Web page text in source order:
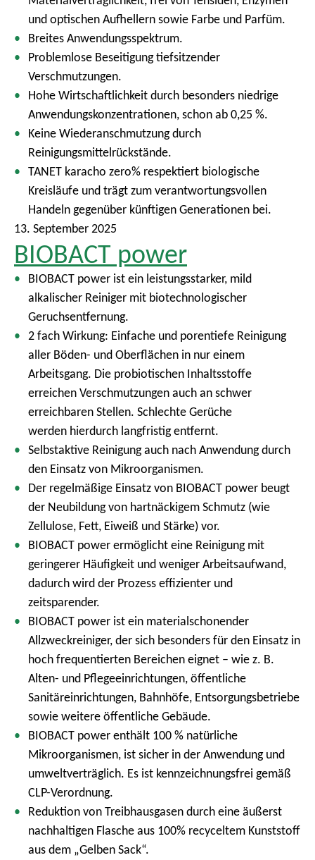
und optischen Aufhellern sowie Farbe und Parfüm.
Breites Anwendungsspektrum.
Problemlose Beseitigung tiefsitzender
Verschmutzungen.
Hohe Wirtschaftlichkeit durch besonders niedrige
Anwendungskonzentrationen, schon ab 0,25 %.
Keine Wiederanschmutzung durch
Reinigungsmittelrückstände.
TANET karacho zero% respektiert biologische
Kreisläufe und trägt zum verantwortungsvollen
Handeln gegenüber künftigen Generationen bei.
13. September 2025
BIOBACT power
BIOBACT power ist ein leistungsstarker, mild
alkalischer Reiniger mit biotechnologischer
Geruchsentfernung.
2 fach Wirkung: Einfache und porentiefe Reinigung
aller Böden- und Oberflächen in nur einem
Arbeitsgang. Die probiotischen Inhaltsstoffe
erreichen Verschmutzungen auch an schwer
erreichbaren Stellen. Schlechte Gerüche
werden hierdurch langfristig entfernt.
Selbstaktive Reinigung auch nach Anwendung durch
den Einsatz von Mikroorganismen.
Der regelmäßige Einsatz von BIOBACT power beugt
der Neubildung von hartnäckigem Schmutz (wie
Zellulose, Fett, Eiweiß und Stärke) vor.
BIOBACT power ermöglicht eine Reinigung mit
geringerer Häufigkeit und weniger Arbeitsaufwand,
dadurch wird der Prozess effizienter und
zeitsparender.
BIOBACT power ist ein materialschonender
Allzweckreiniger, der sich besonders für den Einsatz in
hoch frequentierten Bereichen eignet – wie z. B.
Alten- und Pflegeeinrichtungen, öffentliche
Sanitäreinrichtungen, Bahnhöfe, Entsorgungsbetriebe
sowie weitere öffentliche Gebäude.
BIOBACT power enthält 100 % natürliche
Mikroorganismen, ist sicher in der Anwendung und
umweltverträglich. Es ist kennzeichnungsfrei gemäß
CLP-Verordnung.
Reduktion von Treibhausgasen durch eine äußerst
nachhaltigen Flasche aus 100% recyceltem Kunststoff
aus dem „Gelben Sack“.